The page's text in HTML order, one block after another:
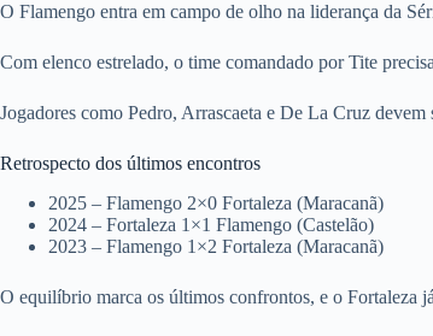
O Flamengo entra em campo de olho na liderança da
Com elenco estrelado, o time comandado por Tite
Jogadores como Pedro, Arrascaeta e De La Cruz
Retrospecto dos últimos encontros
2025 – Flamengo 2×0 Fortaleza (Maracanã)
2024 – Fortaleza 1×1 Flamengo (Castelão)
2023 – Flamengo 1×2 Fortaleza (Maracanã)
O equilíbrio marca os últimos confrontos, e o Fortaleza